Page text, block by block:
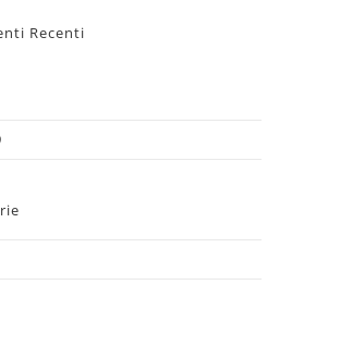
Recenti